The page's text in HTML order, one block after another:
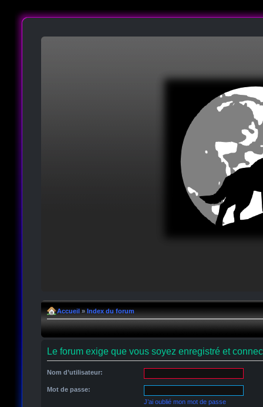
Accueil » Index du forum
Le forum exige que vous soyez enregistré et
Nom d’utilisateur:
Mot de passe:
J’ai oublié mon mot de passe